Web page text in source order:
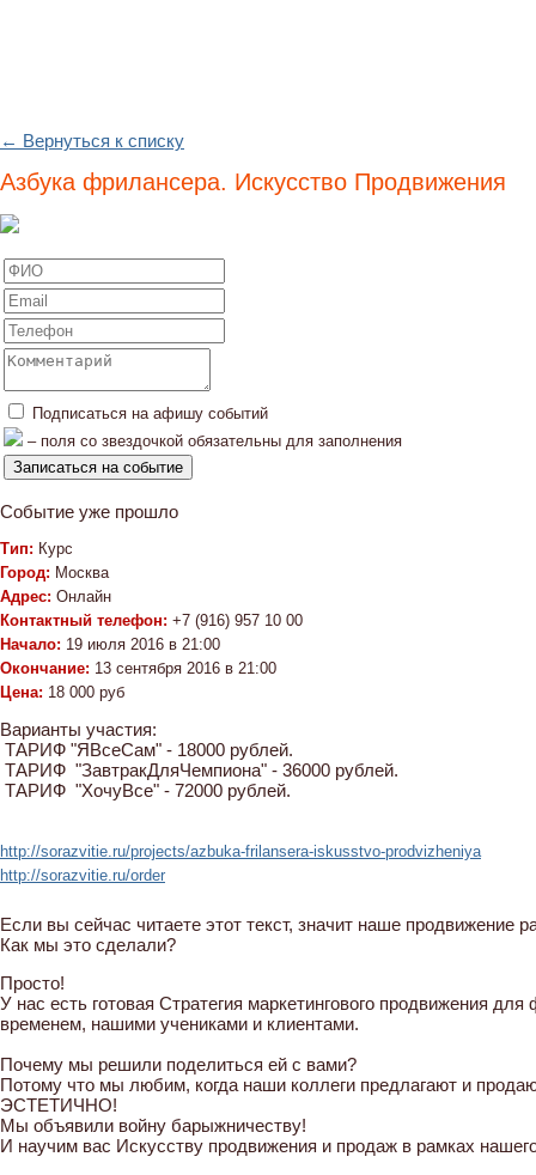
← Вернуться к списку
Азбука фрилансера. Искусство Продвижения
Подписаться на афишу событий
– поля со звездочкой обязательны для заполнения
Событие уже прошло
Тип: Курс
Город: Москва
Адрес: Онлайн
Контактный телефон: +7 (916) 957 10 00
Начало: 19 июля 2016 в 21:00
Окончание: 13 сентября 2016 в 21:00
Цена: 18 000 руб
Варианты участия:
ТАРИФ "ЯВсеСам" - 18000 рублей.
ТАРИФ "ЗавтракДляЧемпиона" - 36000 рублей.
ТАРИФ "ХочуВсе" - 72000 рублей.
http://sorazvitie.ru/projects/azbuka-frilansera-iskusstvo-prodvizheniya
http://sorazvitie.ru/order
Если вы сейчас читаете этот текст, значит наше продвижение
Как мы это сделали?
Просто!
У нас есть готовая Стратегия маркетингового продвижения
временем, нашими учениками и клиентами.
Почему мы решили поделиться ей с вами?
Потому что мы любим, когда наши коллеги предлагают и
ЭСТЕТИЧНО!
Мы объявили войну барыжничеству!
И научим вас Искусству продвижения и продаж в рамках